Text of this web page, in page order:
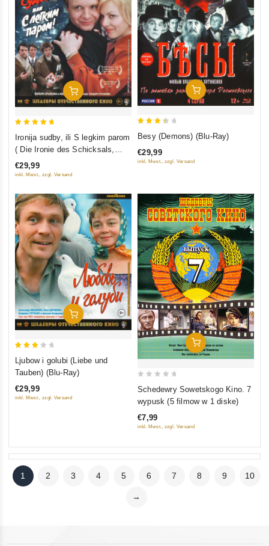
In Den Warenkorb
out of 5
Ironija sudby, ili S legkim parom
( Die Ironie des Schicksals,
oder Genieße Dein Bad!) (Blu-
Ray)
€29,99
inkl. Mwst., zzgl. Versand
In Den Warenkorb
out of
5
Besy (Demons) (Blu-Ray)
€29,99
inkl. Mwst., zzgl. Versand
In Den Warenkorb
out
Ljubow i golubi (Liebe und
Tauben) (Blu-Ray)
€29,99
inkl. Mwst., zzgl. Versand
In Den Warenkorb
5
Schedewry Sowetskogo Kino. 7
wypusk (5 filmow w 1 diske)
€7,99
inkl. Mwst., zzgl. Versand
1 2 3 4 5 6 7 8 9 10
→